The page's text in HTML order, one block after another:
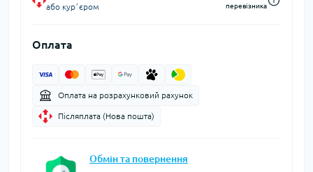
або курʼєром
перевізника
Оплата
Оплата на розрахунковий рахунок
Післяплата (Нова пошта)
Обмін та повернення